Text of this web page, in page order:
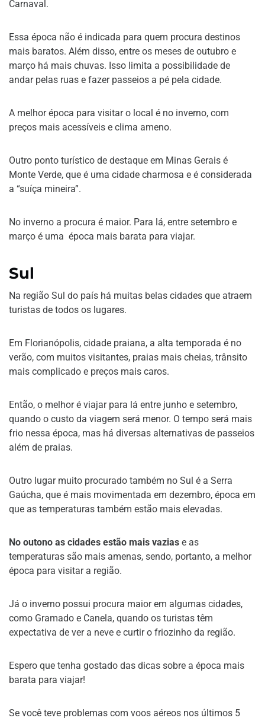
Carnaval.
Essa época não é indicada para quem procura destinos
mais baratos. Além disso, entre os meses de outubro e
março há mais chuvas. Isso limita a possibilidade de
andar pelas ruas e fazer passeios a pé pela cidade.
A melhor época para visitar o local é no inverno, com
preços mais acessíveis e clima ameno.
Outro ponto turístico de destaque em Minas Gerais é
Monte Verde, que é uma cidade charmosa e é considerada
a “suíça mineira”.
No inverno a procura é maior. Para lá, entre setembro e
março é uma época mais barata para viajar.
Sul
Na região Sul do país há muitas belas cidades que atraem
turistas de todos os lugares.
Em Florianópolis, cidade praiana, a alta temporada é no
verão, com muitos visitantes, praias mais cheias, trânsito
mais complicado e preços mais caros.
Então, o melhor é viajar para lá entre junho e setembro,
quando o custo da viagem será menor. O tempo será mais
frio nessa época, mas há diversas alternativas de passeios
além de praias.
Outro lugar muito procurado também no Sul é a Serra
Gaúcha, que é mais movimentada em dezembro, época em
que as temperaturas também estão mais elevadas.
No outono as cidades estão mais vazias e as
temperaturas são mais amenas, sendo, portanto, a melhor
época para visitar a região.
Já o inverno possui procura maior em algumas cidades,
como Gramado e Canela, quando os turistas têm
expectativa de ver a neve e curtir o friozinho da região.
Espero que tenha gostado das dicas sobre a época mais
barata para viajar!
Se você teve problemas com voos aéreos nos últimos 5